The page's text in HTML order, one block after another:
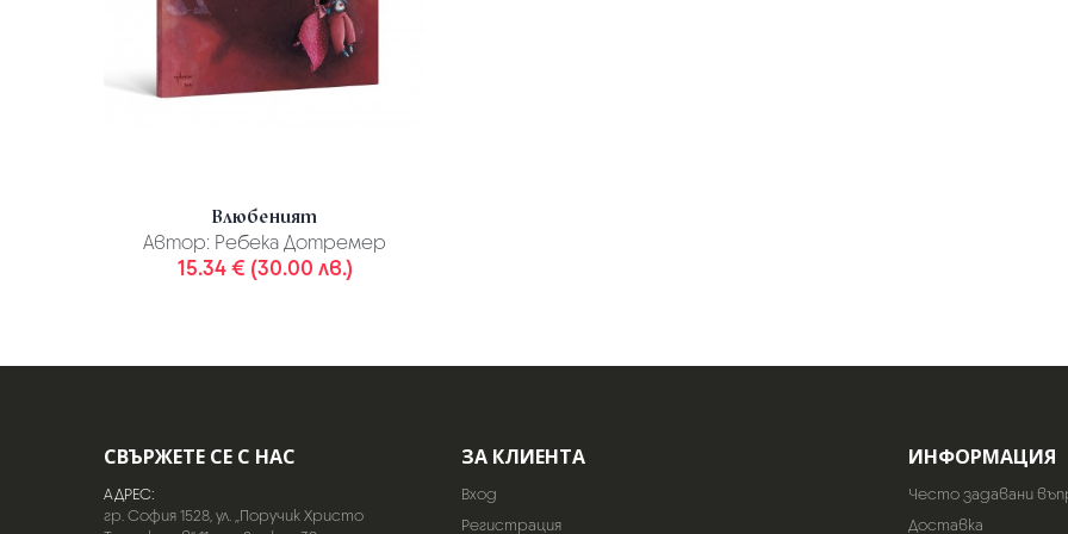
Влюбеният
Автор: Ребека Дотремер
15.34 € (30.00 лв.)
СВЪРЖЕТЕ СЕ С НАС
АДРЕС:
гр. София 1528, ул. „Поручик Христо
ЗА КЛИЕНТА
Вход
Регистрация
ИНФОРМАЦИЯ
Често задавани
Доставка